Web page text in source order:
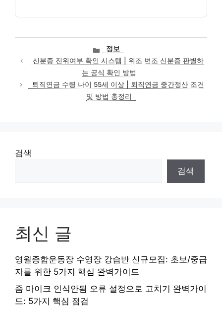
카
테
고
리
정보
신분증 진위여부 확인 시스템 | 위조 변조 신분증 판별하
는 공식 확인 방법
퇴직연금 수령 나이 55세 이상 | 퇴직연금 중간정산 조건
및 방법 총정리
검색
검색
최신 글
영월종합운동장 수영장 강습반 신규모집: 초보/중급
자를 위한 5가지 핵심 완벽가이드
줌 마이크 인식안됨 오류 설정으로 고치기 완벽가이
드: 5가지 핵심 점검